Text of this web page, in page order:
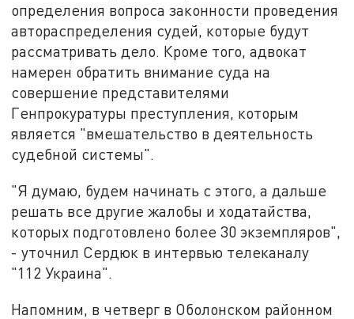
определения вопроса законности проведения
автораспределения судей, которые будут
рассматривать дело. Кроме того, адвокат
намерен обратить внимание суда на
совершение представителями
Генпрокуратуры преступления, которым
является "вмешательство в деятельность
судебной системы".
"Я думаю, будем начинать с этого, а дальше
решать все другие жалобы и ходатайства,
которых подготовлено более 30 экземпляров",
- уточнил Сердюк в интервью телеканалу
"112 Украина".
Напомним, в четверг в Оболонском районном